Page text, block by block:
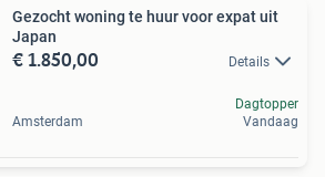
Gezocht woning te huur voor expat uit
Japan
€ 1.850,00 Details
Amsterdam
Dagtopper
Vandaag